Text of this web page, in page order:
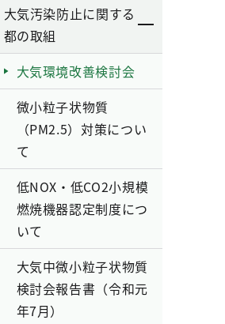
大気汚染防止に関する
都の取組
大気環境改善検討会
微小粒子状物質
（PM2.5）対策につい
て
低NOX・低CO2小規模
燃焼機器認定制度につ
いて
大気中微小粒子状物質
検討会報告書（令和元
年7月）